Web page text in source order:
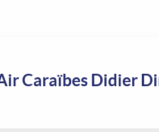
Caraïbes Didier